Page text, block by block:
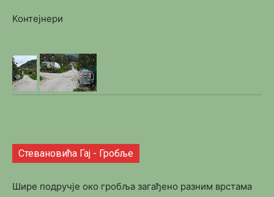
Контејнери
Стевановића Гај - Гробље
Шире подручје око гробља загађено разним врстама